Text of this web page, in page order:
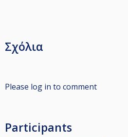
Σχόλια
Please log in to comment
Participants